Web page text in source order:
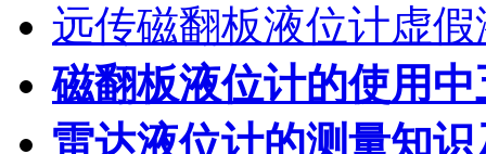
远传磁翻板液位计虚
磁翻板液位计的使用
雷达液位计的测量知